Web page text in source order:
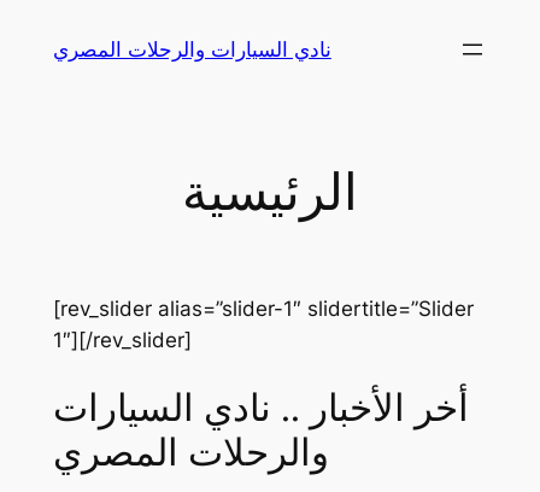
نادي السيارات والرحلات المصري
الرئيسية
[rev_slider alias=”slider-1″ slidertitle=”Slider
1″][/rev_slider]
أخر الأخبار .. نادي السيارات
والرحلات المصري